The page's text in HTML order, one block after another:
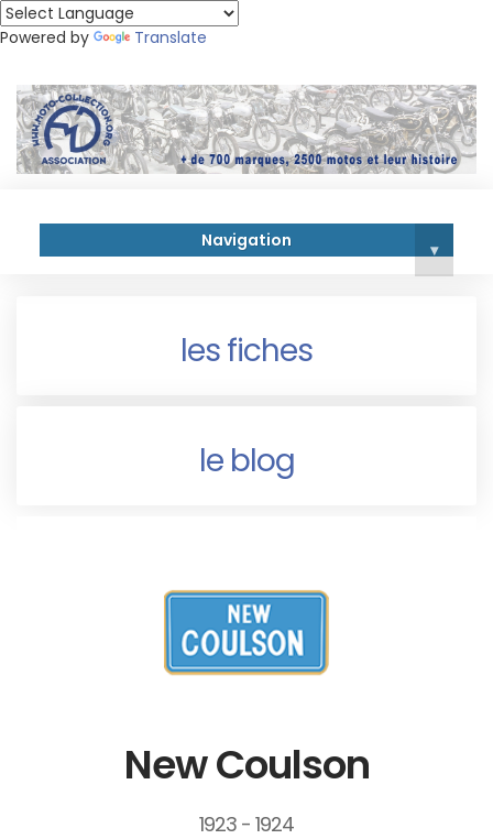
Powered by Translate
Navigation ▾
les fiches
le blog
New Coulson
1923 - 1924